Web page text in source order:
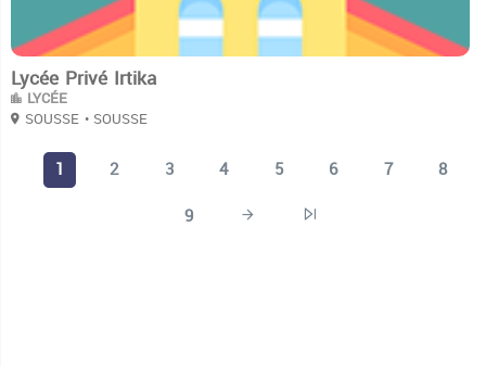
Lycée Privé Irtika
LYCÉE
SOUSSE • SOUSSE
1 2 3 4 5 6 7
8
9